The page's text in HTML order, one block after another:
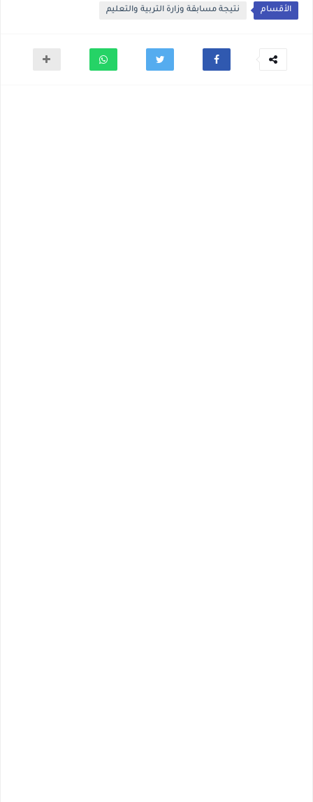
الأقسام نتيجة مسابقة وزارة التربية والتعليم